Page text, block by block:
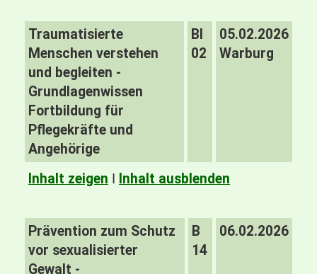
Traumatisierte
Menschen verstehen
und begleiten -
Grundlagenwissen
Fortbildung für
Pflegekräfte und
Angehörige
BI
02
05.02.2026
Warburg
Inhalt zeigen I Inhalt ausblenden
Prävention zum Schutz
vor sexualisierter
Gewalt -
B
14
06.02.2026